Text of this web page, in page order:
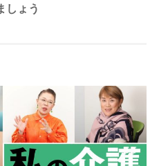
しょう